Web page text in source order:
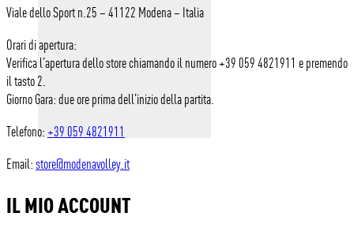
Viale dello Sport n.25 – 41122 Modena – Italia
Orari di apertura:
Verifica l’apertura dello store chiamando il numero +39 059 4821911 e premendo
il tasto 2.
Giorno Gara: due ore prima dell’inizio della partita.
Telefono:+39 059 4821911
Email:store@modenavolley.it
IL MIO ACCOUNT